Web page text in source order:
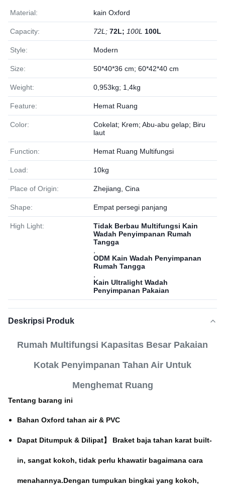
Material: kain Oxford
Capacity: 72L; 72L; 100L 100L
Style: Modern
Size: 50*40*36 cm; 60*42*40 cm
Weight: 0,953kg; 1,4kg
Feature: Hemat Ruang
Color:
Cokelat; Krem; Abu-abu gelap; Biru
laut
Function: Hemat Ruang Multifungsi
Load: 10kg
Place of Origin: Zhejiang, Cina
Shape: Empat persegi panjang
High Light:
Tidak Berbau Multifungsi Kain
Wadah Penyimpanan Rumah
Tangga
ODM Kain Wadah Penyimpanan
Rumah Tangga
Kain Ultralight Wadah
Penyimpanan Pakaian
Deskripsi Produk
Rumah Multifungsi Kapasitas Besar Pakaian
Kotak Penyimpanan Tahan Air Untuk
Menghemat Ruang
Tentang barang ini
Bahan Oxford tahan air & PVC
Dapat Ditumpuk & Dilipat】 Braket baja tahan karat built-
in, sangat kokoh, tidak perlu khawatir bagaimana cara
menahannya.Dengan tumpukan bingkai yang kokoh,